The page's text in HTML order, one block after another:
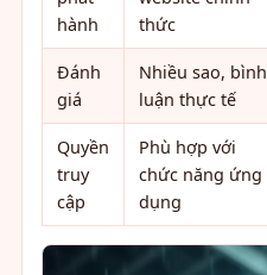
hành
thức
Đánh
giá
Nhiều sao, bình
luận thực tế
Quyền
truy
cập
Phù hợp với
chức năng ứng
dụng